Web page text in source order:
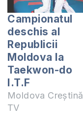
Campionatul
deschis al
Republicii
Moldova la
Taekwon-do
I.T.F
Moldova Creștină
TV